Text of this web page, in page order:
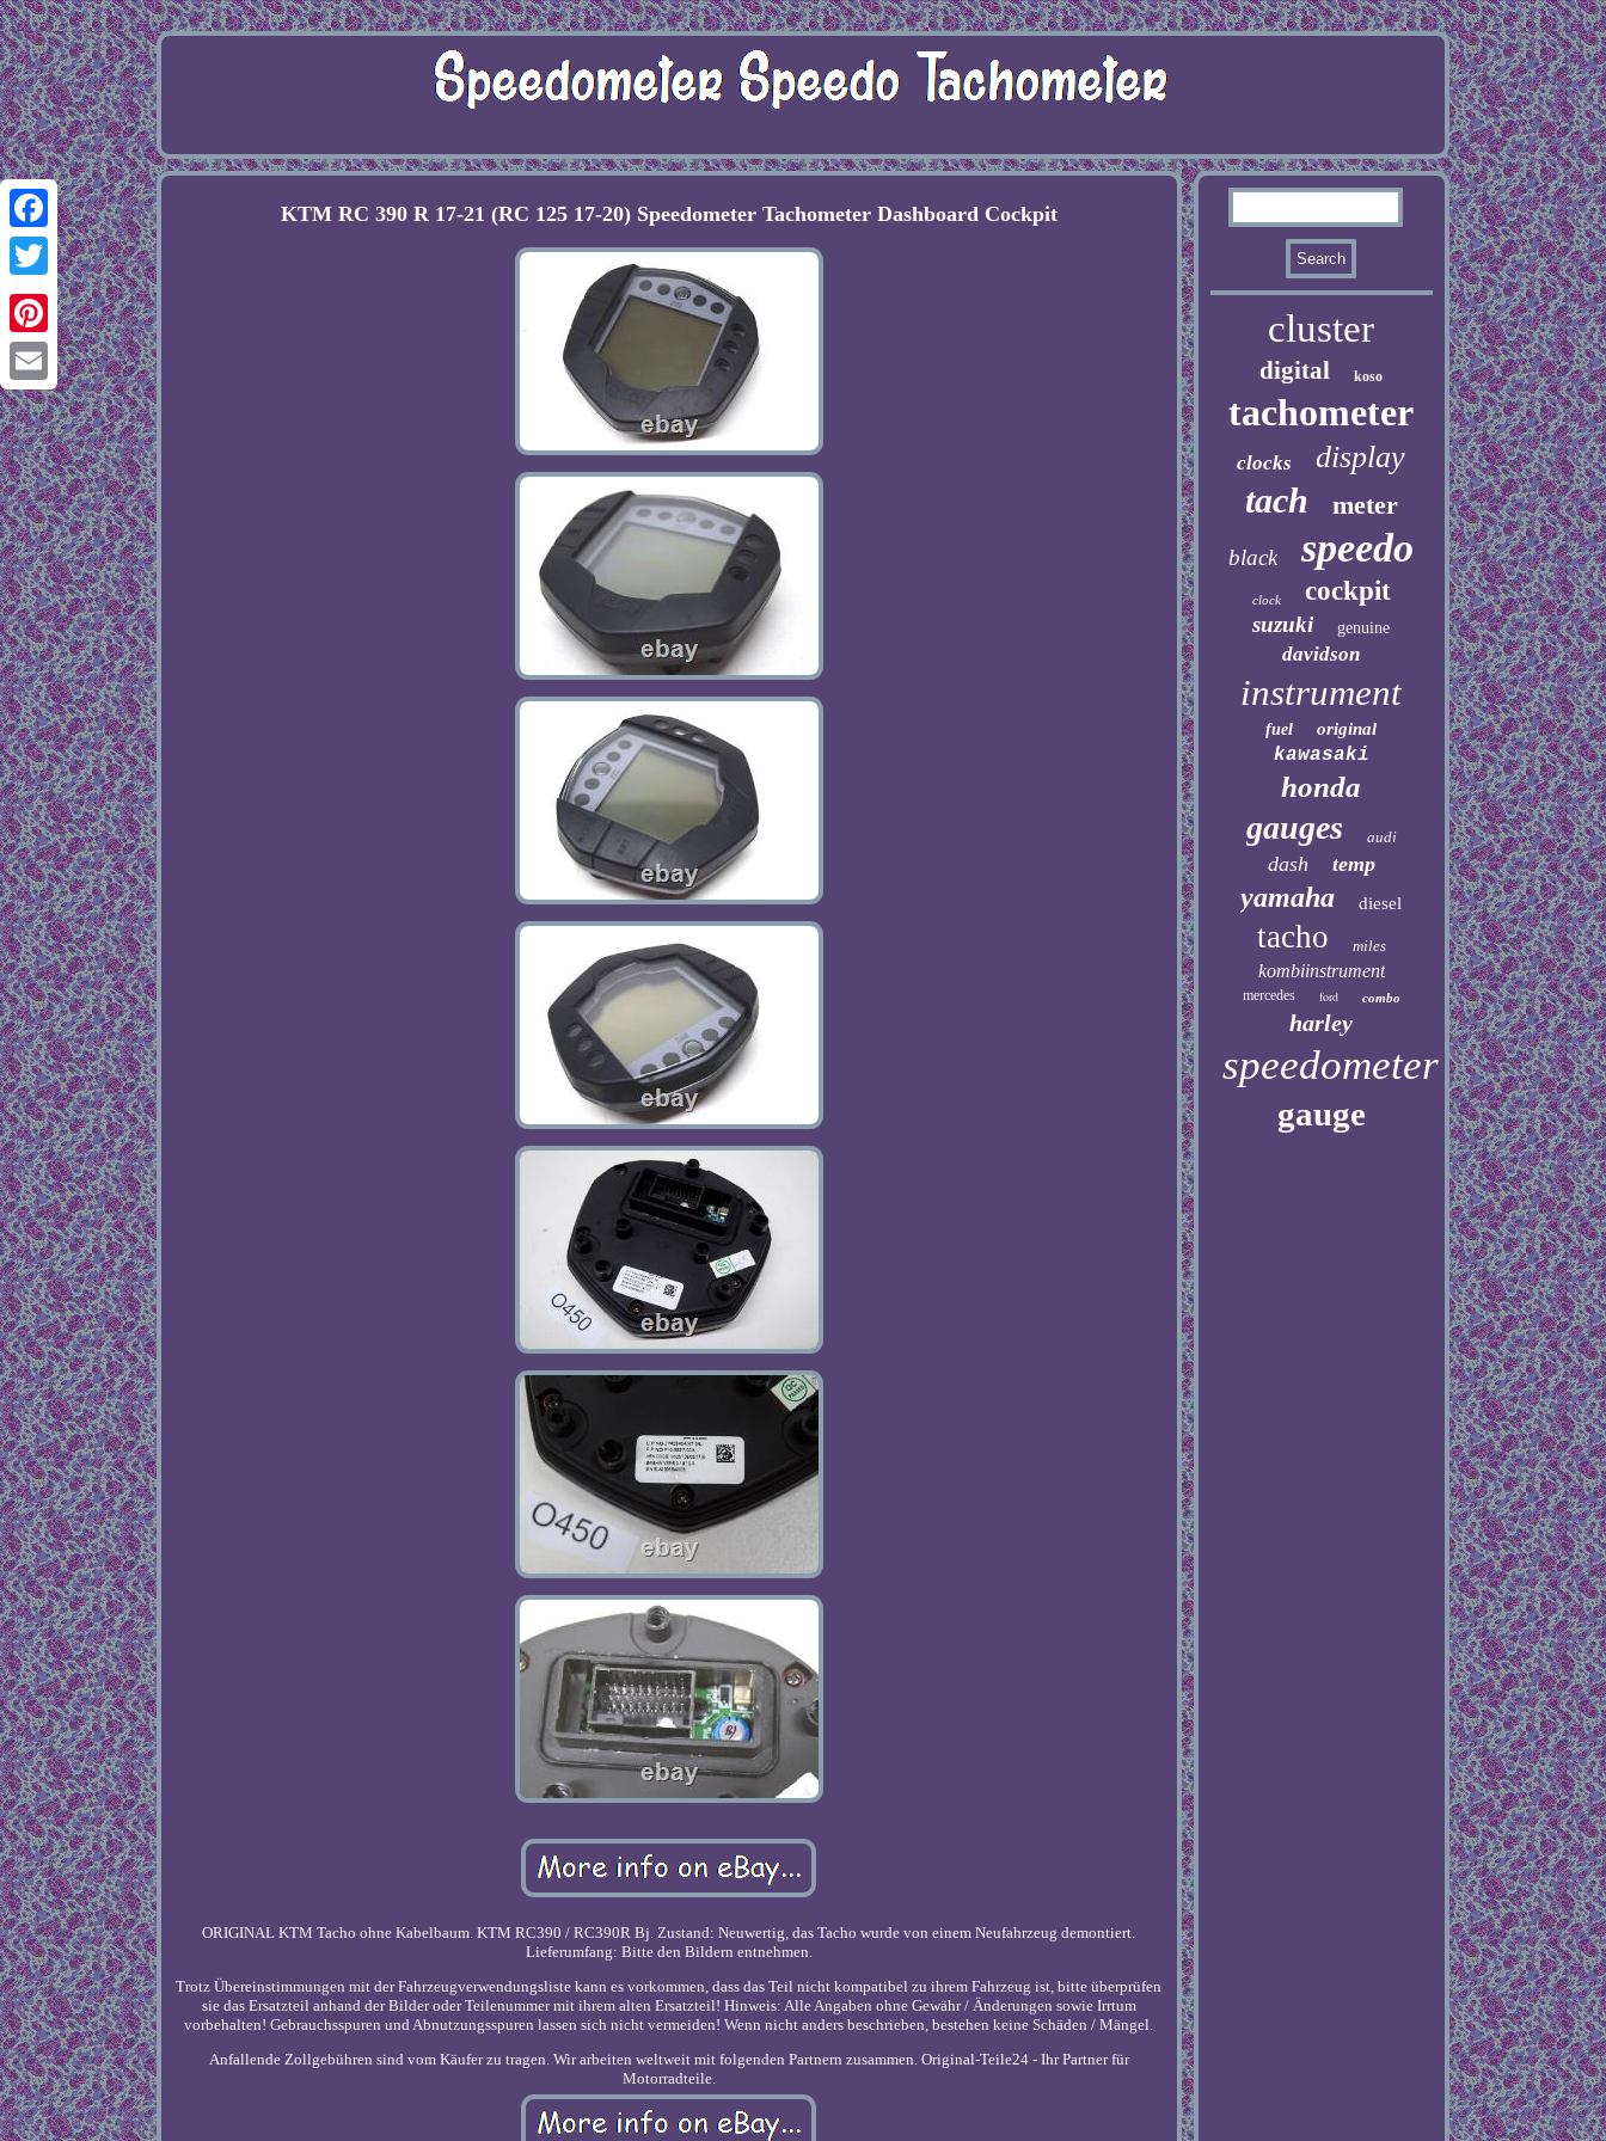
Facebook
Twitter
Pinterest
Email
KTM RC 390 R 17-21 (RC 125 17-20) Speedometer Tachometer Dashboard Cockpit
ORIGINAL KTM Tacho ohne Kabelbaum. KTM RC390 / RC390R Bj. Zustand: Neuwertig, das Tacho wurde von einem Neufahrzeug demontiert.
Lieferumfang: Bitte den Bildern entnehmen.
Trotz Übereinstimmungen mit der Fahrzeugverwendungsliste kann es vorkommen, dass das Teil nicht kompatibel zu ihrem Fahrzeug ist, bitte überprüfen
sie das Ersatzteil anhand der Bilder oder Teilenummer mit ihrem alten Ersatzteil! Hinweis: Alle Angaben ohne Gewähr / Änderungen sowie Irrtum
vorbehalten! Gebrauchsspuren und Abnutzungsspuren lassen sich nicht vermeiden! Wenn nicht anders beschrieben, bestehen keine Schäden / Mängel.
Anfallende Zollgebühren sind vom Käufer zu tragen. Wir arbeiten weltweit mit folgenden Partnern zusammen. Original-Teile24 - Ihr Partner für
Motorradteile.
cluster
digital koso
tachometer
clocks display
tach meter
black speedo
clock cockpit
suzuki genuine
davidson
instrument
fuel original
kawasaki
honda
gauges audi
dash temp
yamaha diesel
tacho miles
kombiinstrument
mercedes ford combo
harley
speedometer
gauge